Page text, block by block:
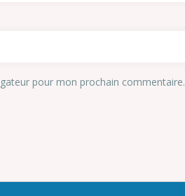
pour mon prochain commentaire.